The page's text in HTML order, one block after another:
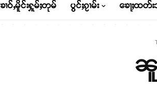
ၶၢဝ်ႇမိူင်းႁူမ်ႈတုမ် ပွင်ႈၵႂၢမ်း ၶေႃႈထတ်